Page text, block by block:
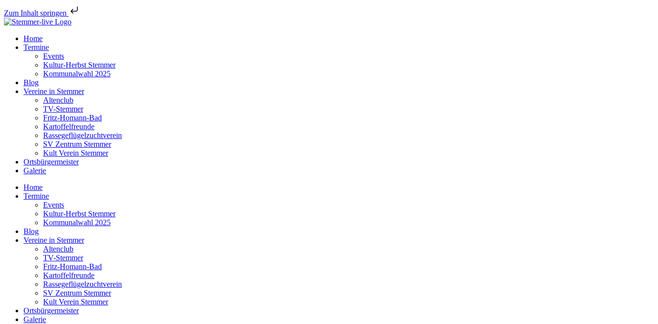
Zum Inhalt springen
Home
Termine
Events
Kultur-Herbst Stemmer
Kommunalwahl 2025
Blog
Vereine in Stemmer
Altenclub
TV-Stemmer
Fritz-Homann-Bad
Kartoffelfreunde
Rassegeflügelzuchtverein
SV Zentrum Stemmer
Kult Verein Stemmer
Ortsbürgermeister
Galerie
Home
Termine
Events
Kultur-Herbst Stemmer
Kommunalwahl 2025
Blog
Vereine in Stemmer
Altenclub
TV-Stemmer
Fritz-Homann-Bad
Kartoffelfreunde
Rassegeflügelzuchtverein
SV Zentrum Stemmer
Kult Verein Stemmer
Ortsbürgermeister
Galerie